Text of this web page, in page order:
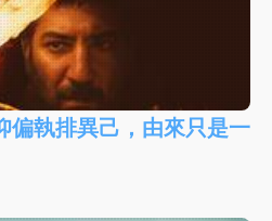
偏執排異己，由來只是一